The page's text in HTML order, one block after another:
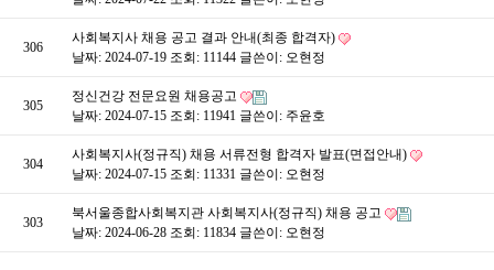
306
사회복지사 채용 공고 결과 안내(최종 합격자)
날짜: 2024-07-19 조회: 11144 글쓴이: 오현정
305
정신건강 전문요원 채용공고
날짜: 2024-07-15 조회: 11941 글쓴이: 주윤호
304
사회복지사(정규직) 채용 서류전형 합격자 발표(면접안내)
날짜: 2024-07-15 조회: 11331 글쓴이: 오현정
303
북서울종합사회복지관 사회복지사(정규직) 채용 공고
날짜: 2024-06-28 조회: 11834 글쓴이: 오현정